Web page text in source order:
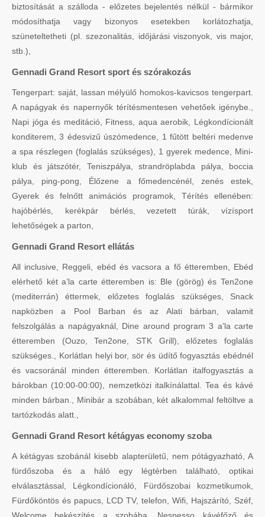
biztosítását a szálloda - előzetes bejelentés nélkül - bármikor
módosíthatja vagy bizonyos esetekben korlátozhatja,
szüneteltetheti (pl. szezonalitás, időjárási viszonyok, vis major,
stb.),
Gennadi Grand Resort sport és szórakozás
Tengerpart: saját, lassan mélyülő homokos-kavicsos tengerpart.
A napágyak és napernyők térítésmentesen vehetőek igénybe.,
Napi jóga és meditáció, Fitness, aqua aerobik, Légkondícionált
konditerem, 3 édesvizű úszómedence, 1 fűtött beltéri medenve
a spa részlegen (foglalás szükséges), 1 gyerek medence, Mini-
klub és játszótér, Teniszpálya, strandröplabda pálya, boccia
pálya, ping-pong, Élőzene a főmedencénél, zenés estek,
Gyerek és felnőtt animációs programok, Térítés ellenében:
hajóbérlés, kerékpár bérlés, vezetett túrák, vízísport
lehetőségek a parton,
Gennadi Grand Resort ellátás
All inclusive, Reggeli, ebéd és vacsora a fő étteremben, Ebéd
elérhető két a’la carte étteremben is: Ble (görög) és Ten2one
(mediterrán) éttermek, előzetes foglalás szükséges, Snack
napközben a Pool Barban és az Alati bárban, valamit
felszolgálás a napágyaknál, Dine around program 3 a’la carte
étteremben (Ouzo, Ten2one, STK Grill), előzetes foglalás
szükséges., Korlátlan helyi bor, sör és üdítő fogyasztás ebédnél
és vacsoránál minden étteremben. Korlátlan italfogyasztás a
bárokban (10:00-00:00), nemzetközi italkínálattal. Tea és kávé
minden bárban., Minibár a szobában, két alkalommal feltöltve a
tartózkodás alatt.,
Gennadi Grand Resort kétágyas economy szoba
A kétágyas szobánál kisebb alapterületű, nem pótágyazható, A
fürdőszoba és a háló egy légtérben található, optikai
elválasztással, Légkondícionáló, Fürdőszobai kozmetikumok,
Fürdőköntös és papucs, LCD TV, telefon, Wifi, Hajszárító, Széf,
Welcome bekészítés a szobába, Nespesso kávéfőző és